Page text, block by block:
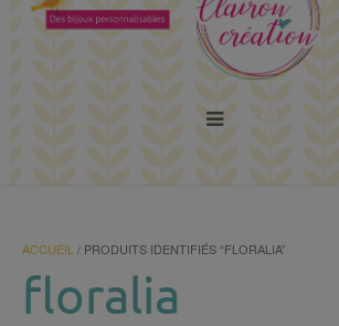
ACCUEIL / PRODUITS IDENTIFIÉS “FLORALIA”
floralia